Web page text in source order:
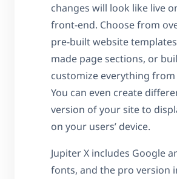
changes will look like live
front-end. Choose from
pre-built website
made page sections, or
customize everything from
You can even create
version of your site to
on your users’ device.
Jupiter X includes Google
fonts, and the pro version